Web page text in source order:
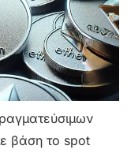
βάση το spot